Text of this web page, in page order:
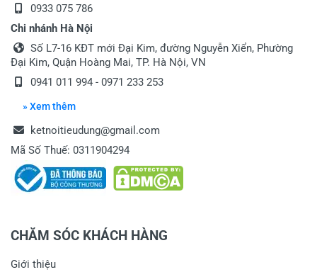
0933 075 786
Chi nhánh Hà Nội
Số L7-16 KĐT mới Đại Kim, đường Nguyễn Xiển, Phường
Đại Kim, Quận Hoàng Mai, TP. Hà Nội, VN
0941 011 994 - 0971 233 253
» Xem thêm
ketnoitieudung@gmail.com
Mã Số Thuế: 0311904294
CHĂM SÓC KHÁCH HÀNG
Giới thiệu